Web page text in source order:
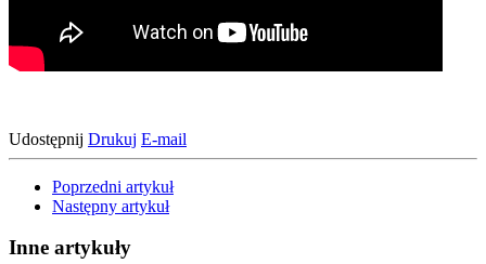
Udostępnij Drukuj E-mail
Poprzedni artykuł
Następny artykuł
Inne artykuły